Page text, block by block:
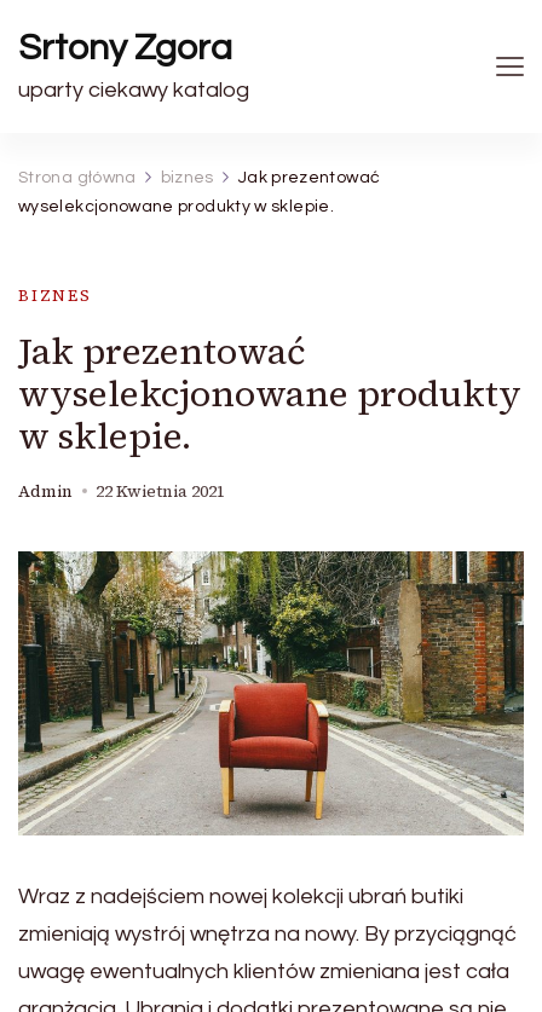
Srtony Zgora
uparty ciekawy katalog
Strona główna biznes
Jak prezentować
wyselekcjonowane produkty w sklepie.
BIZNES
Jak prezentować
wyselekcjonowane produkty
w sklepie.
Admin 22 Kwietnia 2021
Wraz z nadejściem nowej kolekcji ubrań butiki
zmieniają wystrój wnętrza na nowy. By przyciągnąć
uwagę ewentualnych klientów zmieniana jest cała